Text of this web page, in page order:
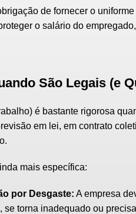
de fornecer o
o salário do
São Legais (e
é bastante rigorosa
em lei, em contrato
mais específica:
por Desgaste: A empresa
se torna inadequado ou